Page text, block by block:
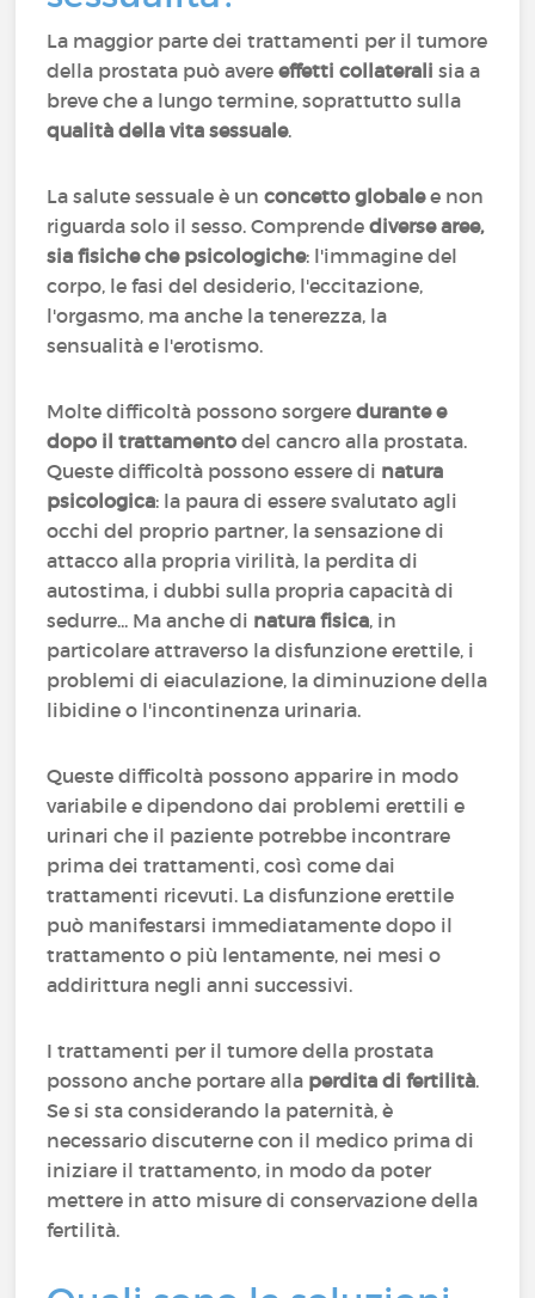
La maggior parte dei trattamenti per il tumore
della prostata può avereeffetti collaterali sia a
breve che a lungo termine, soprattutto sulla
qualità della vita sessuale.
La salute sessuale è unconcetto globalee non
riguarda solo il sesso. Comprendediverse aree,
sia fisiche che psicologiche: l'immagine del
corpo, le fasi del desiderio, l'eccitazione,
l'orgasmo, ma anche la tenerezza, la
sensualità e l'erotismo.
Molte difficoltà possono sorgeredurante e
dopo il trattamentodel cancro alla prostata.
Queste difficoltà possono essere di natura
psicologica: la paura di essere svalutato agli
occhi del proprio partner, la sensazione di
attacco alla propria virilità, la perdita di
autostima, i dubbi sulla propria capacità di
sedurre... Ma anche di natura fisica, in
particolare attraverso la disfunzione erettile, i
problemi di eiaculazione, la diminuzione della
libidine o l'incontinenza urinaria.
Queste difficoltà possono apparire in modo
variabile e dipendono dai problemi erettili e
urinari che il paziente potrebbe incontrare
prima dei trattamenti, così come dai
trattamenti ricevuti. La disfunzione erettile
può manifestarsi immediatamente dopo il
trattamento o più lentamente, nei mesi o
addirittura negli anni successivi.
I trattamenti per il tumore della prostata
possono anche portare alla perdita di fertilità.
Se si sta considerando la paternità, è
necessario discuterne con il medico prima di
iniziare il trattamento, in modo da poter
mettere in atto misure di conservazione della
fertilità.